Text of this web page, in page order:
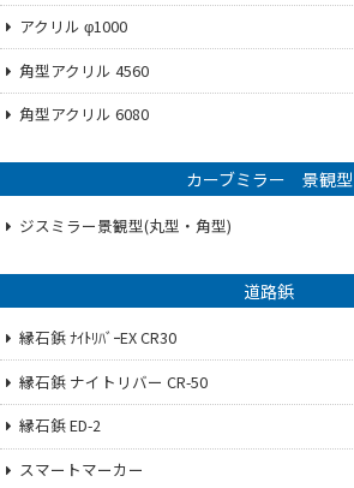
アクリル φ1000
角型アクリル 4560
角型アクリル 6080
カーブミラー 景観型
ジスミラー景観型(丸型・角型)
道路鋲
縁石鋲 ﾅｲﾄﾘﾊﾞｰEX CR30
縁石鋲 ナイトリバー CR-50
縁石鋲 ED-2
スマートマーカー